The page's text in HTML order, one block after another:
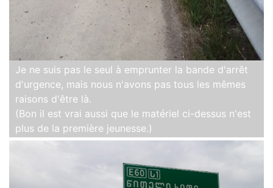
Je ne suis pas le seul à emprunter la bande d'arrêt
d'urgence, mais nous n'avons pas tous les mêmes
raisons d'être là.
(Bon il est vrai aussi que le matériel ci-dessus n'est
plus de la première jeunesse.)